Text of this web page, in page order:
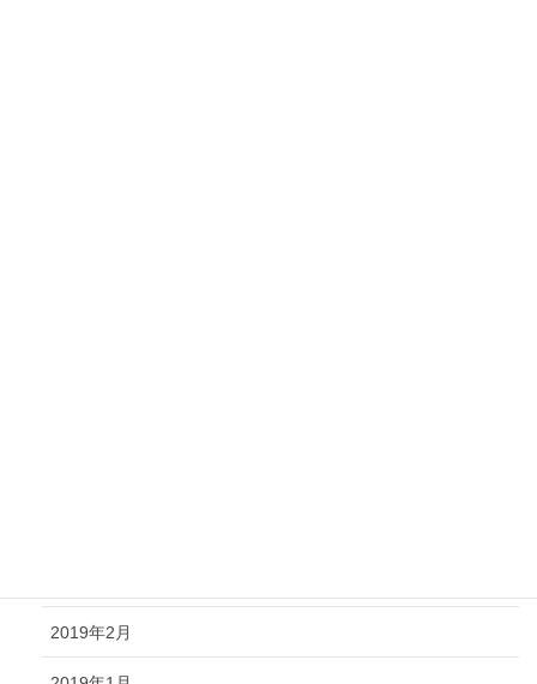
2019年2月